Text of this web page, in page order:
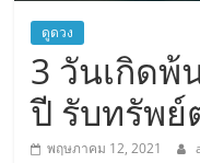
ดูดวง
3 วันเกิด
ปี รับทรัพ
พฤษภาคม 12, 2021